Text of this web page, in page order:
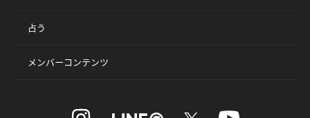
占う
メンバーコンテンツ